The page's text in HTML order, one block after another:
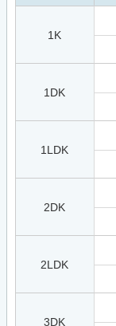
1K
1DK
1LDK
2DK
2LDK
3DK